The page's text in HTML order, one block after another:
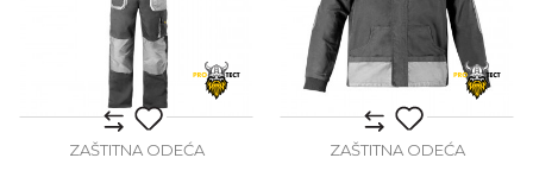
ZAŠTITNA ODEĆA ZAŠTITNA ODEĆA